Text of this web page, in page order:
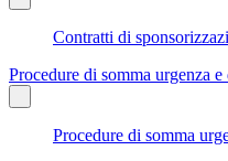
Contratti di
Procedure di somma urgenza
Procedure di somma